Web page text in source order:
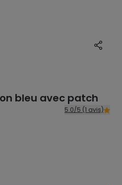
bleu avec patch
5.0/5 (1 avis)